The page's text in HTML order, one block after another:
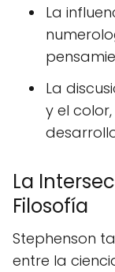
La
La
y el
La
Filosofía
Stephenson
entre la